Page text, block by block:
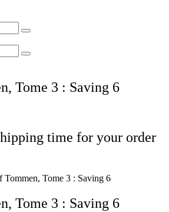
Tome 3 : Saving 6
time for your order
Tommen, Tome 3 : Saving 6
Tome 3 : Saving 6